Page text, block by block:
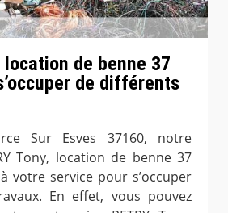
location de benne 37
de différents
Sur Esves 37160, notre
Tony, location de benne 37
votre service pour s’occuper
En effet, vous pouvez